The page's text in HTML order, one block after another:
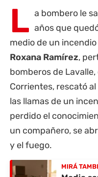
L a bombero le
años que
medio de un
Roxana Ramírez,
bomberos de Lavalle,
Corrientes, rescató
las llamas de un
perdido el
un compañero, se
y el fuego.
MIRÁ